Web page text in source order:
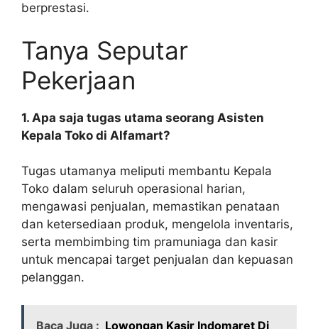
berprestasi.
Tanya Seputar
Pekerjaan
1. Apa saja tugas utama seorang Asisten
Kepala Toko di Alfamart?
Tugas utamanya meliputi membantu Kepala
Toko dalam seluruh operasional harian,
mengawasi penjualan, memastikan penataan
dan ketersediaan produk, mengelola inventaris,
serta membimbing tim pramuniaga dan kasir
untuk mencapai target penjualan dan kepuasan
pelanggan.
Baca Juga : Lowongan Kasir Indomaret Di